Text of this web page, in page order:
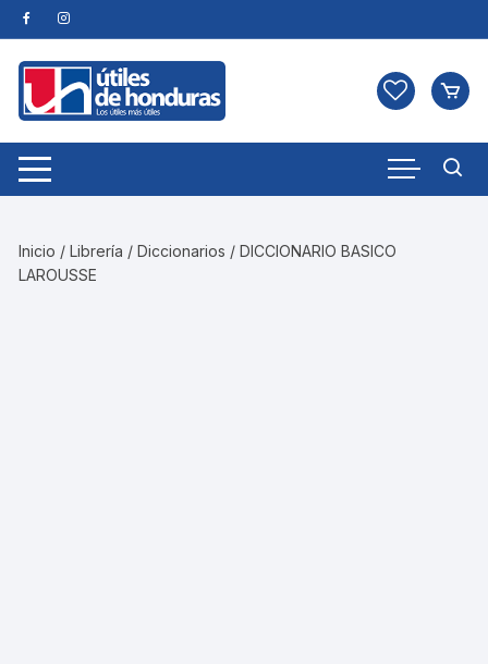
Skip
to
content
Inicio /Librería /Diccionarios / DICCIONARIO BASICO
LAROUSSE